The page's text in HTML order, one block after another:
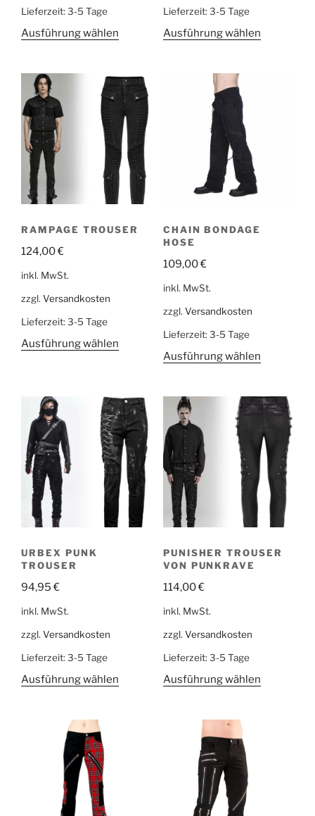
Lieferzeit: 3-5 Tage
Ausführung wählen
Lieferzeit: 3-5 Tage
Ausführung wählen
RAMPAGE TROUSER
124,00€
inkl. MwSt.
zzgl. Versandkosten
Lieferzeit: 3-5 Tage
Ausführung wählen
CHAIN BONDAGE
HOSE
109,00€
inkl. MwSt.
zzgl. Versandkosten
Lieferzeit: 3-5 Tage
Ausführung wählen
URBEX PUNK
TROUSER
94,95€
inkl. MwSt.
zzgl. Versandkosten
Lieferzeit: 3-5 Tage
Ausführung wählen
PUNISHER TROUSER
VON PUNKRAVE
114,00€
inkl. MwSt.
zzgl. Versandkosten
Lieferzeit: 3-5 Tage
Ausführung wählen